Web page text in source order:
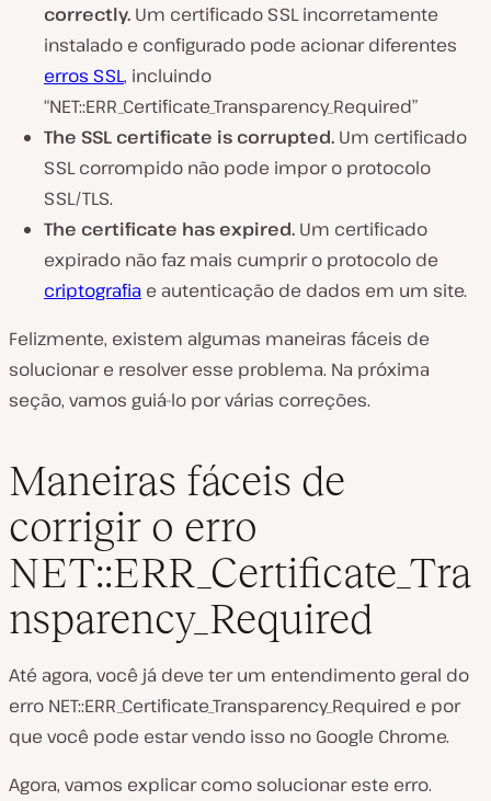
correctly. Um certificado SSL incorretamente
instalado e configurado pode acionar diferentes
erros SSL, incluindo
“NET::ERR_Certificate_Transparency_Required”
The SSL certificate is corrupted. Um certificado
SSL corrompido não pode impor o protocolo
SSL/TLS.
The certificate has expired. Um certificado
expirado não faz mais cumprir o protocolo de
criptografia e autenticação de dados em um site.
Felizmente, existem algumas maneiras fáceis de
solucionar e resolver esse problema. Na próxima
seção, vamos guiá-lo por várias correções.
Maneiras fáceis de
corrigir o erro
NET::ERR_Certificate_Tra
nsparency_Required
Até agora, você já deve ter um entendimento geral do
erro NET::ERR_Certificate_Transparency_Required e por
que você pode estar vendo isso no Google Chrome.
Agora, vamos explicar como solucionar este erro.